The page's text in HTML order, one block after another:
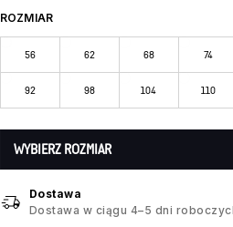
ROZMIAR
56 62 68 74
92 98 104 110
WYBIERZ ROZMIAR
Dostawa
Dostawa w ciągu 4–5 dni